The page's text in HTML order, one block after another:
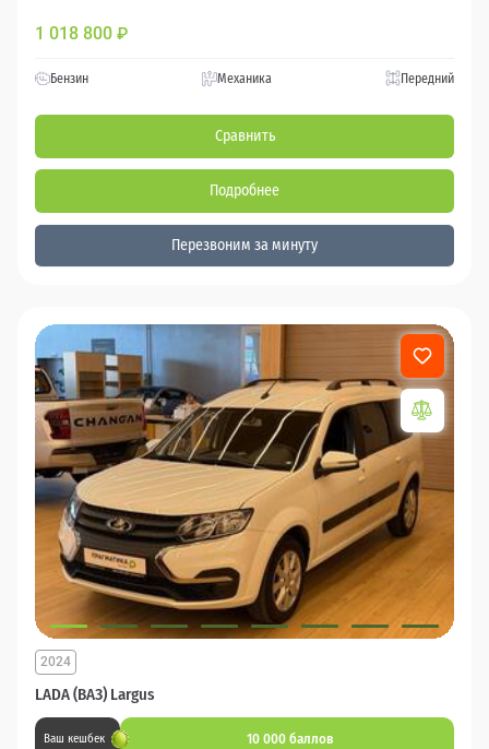
1 018 800 ₽
Бензин Механика Передний
Сравнить
Подробнее
Перезвоним за минуту
LADA (ВАЗ) Largus
2024
Ваш кешбек 10 000 баллов